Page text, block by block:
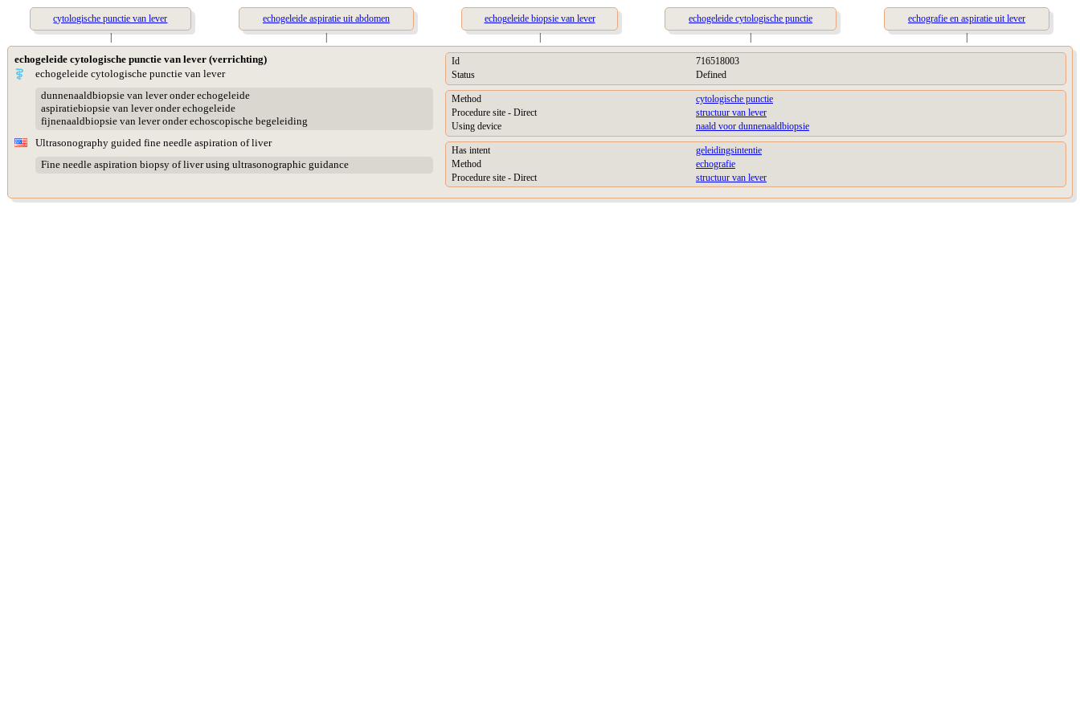
cytologische punctie van lever echogeleide aspiratie uit abdomen echogeleide biopsie van lever echogeleide cytologische punctie
echografie en aspiratie uit lever
|
| | | |
echogeleide cytologische punctie van lever (verrichting)
echogeleide cytologische punctie van lever
dunnenaaldbiopsie van lever onder echogeleide
aspiratiebiopsie van lever onder echogeleide
fijnenaaldbiopsie van lever onder echoscopische begeleiding
Ultrasonography guided fine needle aspiration of liver
Fine needle aspiration biopsy of liver using ultrasonographic guidance
Id
716518003
Status
Defined
Method
cytologische punctie
Procedure site - Direct
structuur van lever
Using device
naald voor dunnenaaldbiopsie
Has intent
geleidingsintentie
Method
echografie
Procedure site - Direct
structuur van lever